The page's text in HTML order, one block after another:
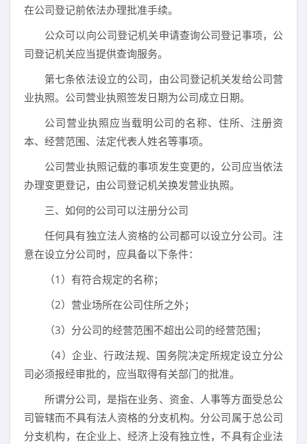
在公司登记前依法办理批准手续。
公众可以向公司登记机关申请查询公司登记事项，公
司登记机关应当提供查询服务。
第七条依法设立的公司，由公司登记机关发给公司营
业执照。公司营业执照签发日期为公司成立日期。
公司营业执照应当载明公司的名称、住所、注册资
本、经营范围、法定代表人姓名等事项。
公司营业执照记载的事项发生变更的，公司应当依法
办理变更登记，由公司登记机关换发营业执照。
三、如何的公司可以注册分公司
任何具有独立法人资格的公司都可以设立分公司。注
意在设立分公司时，应具备以下条件：
（1）有符合规定的名称；
（2）营业场所在公司住所之外；
（3）分公司的经营范围不超出公司的经营范围；
（4）企业、行政法规、国务院决定所规定设立分公
司必须报经审批的，应当取得有关部门的批准。
所谓分公司，是指在业务、资金、人事等方面受总公
司管辖而不具有法人资格的分支机构。分公司属于总公司
分支机构，在企业上、经济上没有独立性，不具有企业法